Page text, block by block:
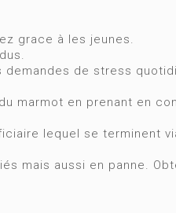
grace à les jeunes.
de stress
marmot en prenant en
lequel se terminent
mais aussi en panne.